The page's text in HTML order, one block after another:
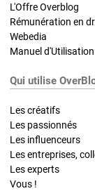
L'Offre Overblog
Rémunération en
Webedia
Manuel d'Utilisation
Qui utilise
Les créatifs
Les passionnés
Les influenceurs
Les entreprises,
Les experts
Vous !